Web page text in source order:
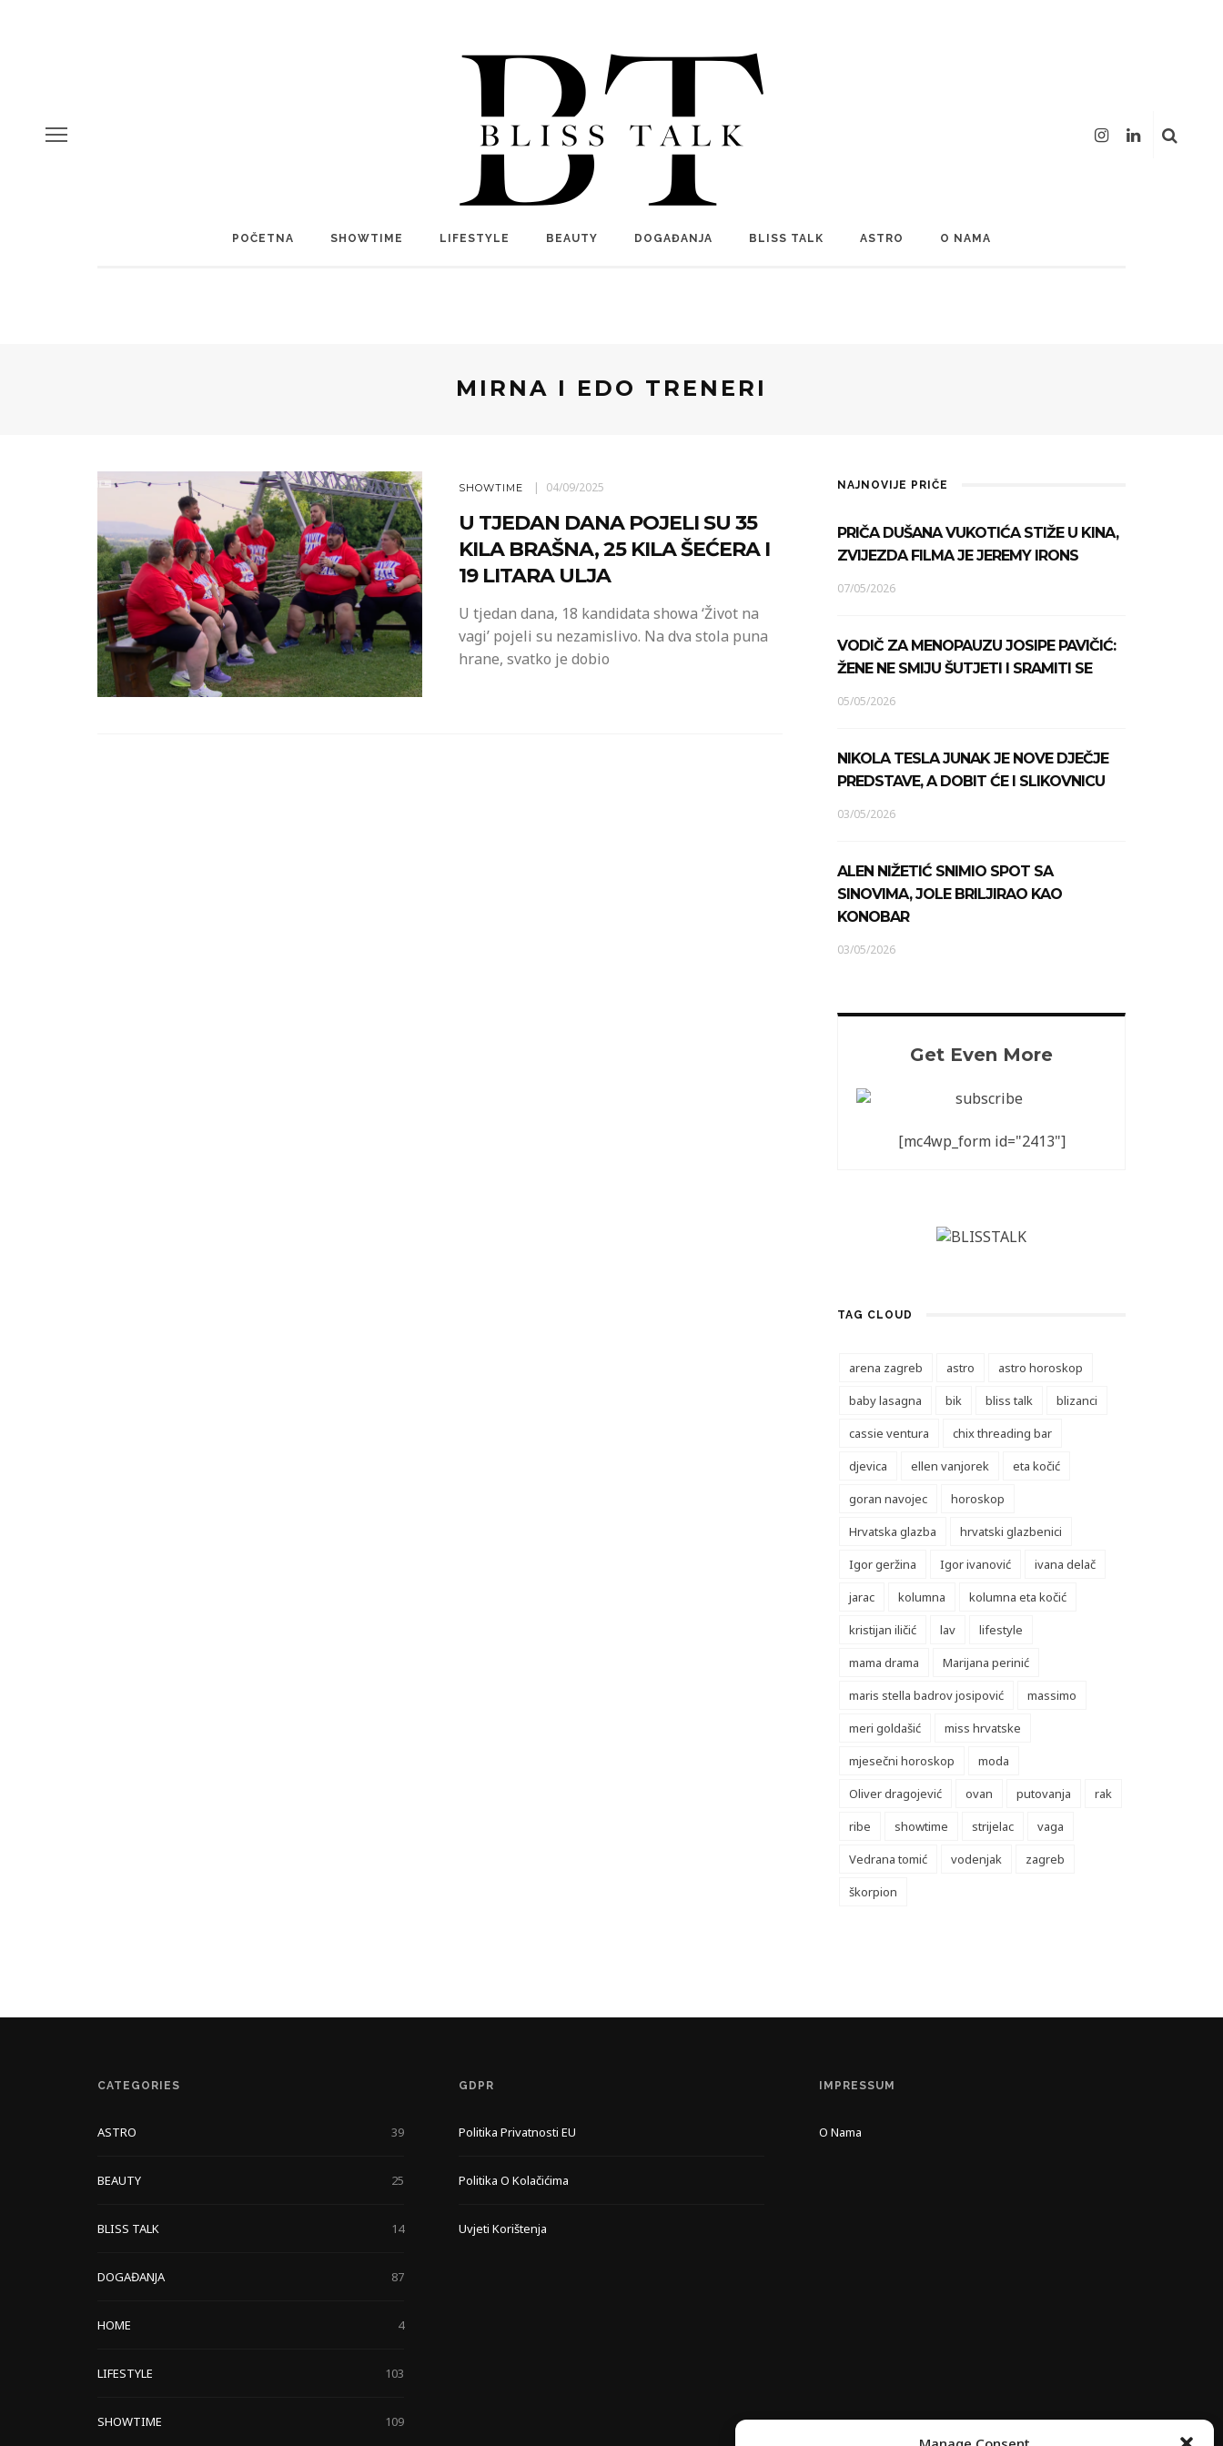
POČETNA SHOWTIME LIFESTYLE BEAUTY DOGAĐANJA BLISS TALK ASTRO O NAMA
MIRNA I EDO TRENERI
SHOWTIME 04/09/2025
U TJEDAN DANA POJELI SU 35
KILA BRAŠNA, 25 KILA ŠEĆERA I
19 LITARA ULJA
U tjedan dana, 18 kandidata showa ‘Život na
vagi’ pojeli su nezamislivo. Na dva stola puna
hrane, svatko je dobio
NAJNOVIJE PRIČE
PRIČA DUŠANA VUKOTIĆA STIŽE U KINA,
ZVIJEZDA FILMA JE JEREMY IRONS
07/05/2026
VODIČ ZA MENOPAUZU JOSIPE PAVIČIĆ:
ŽENE NE SMIJU ŠUTJETI I SRAMITI SE
05/05/2026
NIKOLA TESLA JUNAK JE NOVE DJEČJE
PREDSTAVE, A DOBIT ĆE I SLIKOVNICU
03/05/2026
ALEN NIŽETIĆ SNIMIO SPOT SA
SINOVIMA, JOLE BRILJIRAO KAO
KONOBAR
03/05/2026
Get Even More
[mc4wp_form id="2413"]
TAG CLOUD
arena zagreb astro
astro horoskop
baby lasagna
bik bliss talk
blizanci
cassie ventura
chix threading bar
djevica
ellen vanjorek
eta kočić
goran navojec
horoskop
Hrvatska glazba
hrvatski glazbenici
Igor geržina
Igor ivanović
ivana delač
jarac
kolumna
kolumna eta kočić
kristijan iličić
lav
lifestyle
mama drama
Marijana perinić
maris stella badrov josipović
massimo
meri goldašić
miss hrvatske
mjesečni horoskop
moda
Oliver dragojević
ovan putovanja
rak
ribe
showtime strijelac
vaga
Vedrana tomić
vodenjak
zagreb
škorpion
CATEGORIES
ASTRO 39
BEAUTY 25
BLISS TALK 14
DOGAĐANJA 87
HOME 4
LIFESTYLE 103
SHOWTIME 109
GDPR
Politika Privatnosti EU
Politika O Kolačićima
Uvjeti Korištenja
IMPRESSUM
O Nama